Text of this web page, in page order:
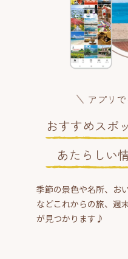
アプリ
おすすめスポ
あたらしい
季節の景色や名所、お
などこれからの旅、週
が見つかります♪